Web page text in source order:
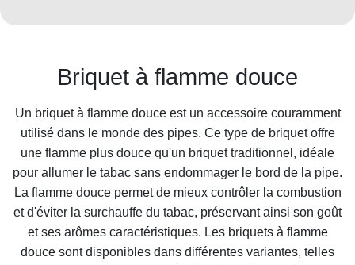
Briquet à flamme douce
Un briquet à flamme douce est un accessoire couramment
utilisé dans le monde des pipes. Ce type de briquet offre
une flamme plus douce qu'un briquet traditionnel, idéale
pour allumer le tabac sans endommager le bord de la pipe.
La flamme douce permet de mieux contrôler la combustion
et d'éviter la surchauffe du tabac, préservant ainsi son goût
et ses arômes caractéristiques. Les briquets à flamme
douce sont disponibles dans différentes variantes, telles